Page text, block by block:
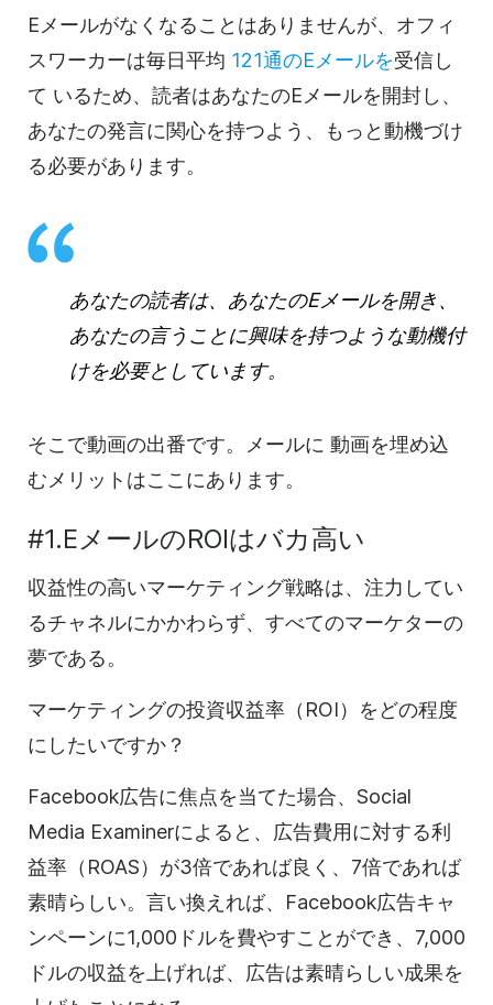
Eメールがなくなることはありませんが、オフィ
スワーカーは毎日平均 121通のEメールを受信し
て いるため、読者はあなたのEメールを開封し、
あなたの発言に関心を持つよう、もっと動機づけ
る必要があります。
あなたの読者は、あなたのEメールを開き、
あなたの言うことに興味を持つような動機付
けを必要としています。
そこで動画の出番です。 メールに 動画を埋め込
むメリットはここにあります。
#1.EメールのROIはバカ高い
収益性の高いマーケティング戦略は、注力してい
るチャネルにかかわらず、すべてのマーケターの
夢である。
マーケティングの投資収益率（ROI）をどの程度
にしたいですか？
Facebook広告に焦点を当てた場合、Social
Media Examinerによると、広告費用に対する利
益率（ROAS）が3倍であれば良く、7倍であれば
素晴らしい。言い換えれば、Facebook広告キャ
ンペーンに1,000ドルを費やすことができ、7,000
ドルの収益を上げれば、広告は素晴らしい成果を